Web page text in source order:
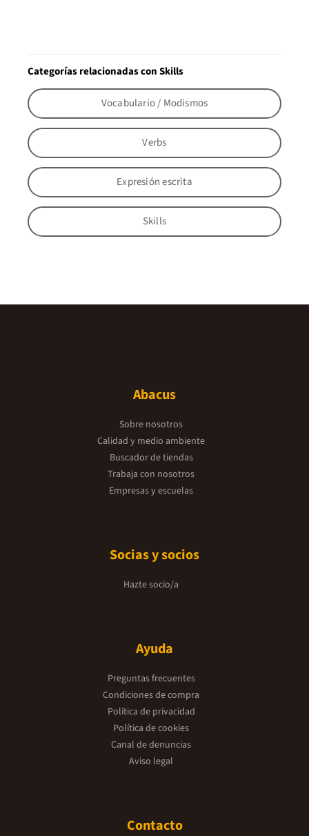
Categorías relacionadas con Skills
Vocabulario / Modismos
Verbs
Expresión escrita
Skills
Abacus
Sobre nosotros
Calidad y medio ambiente
Buscador de tiendas
Trabaja con nosotros
Empresas y escuelas
Socias y socios
Hazte socio/a
Ayuda
Preguntas frecuentes
Condiciones de compra
Política de privacidad
Política de cookies
Canal de denuncias
Aviso legal
Contacto